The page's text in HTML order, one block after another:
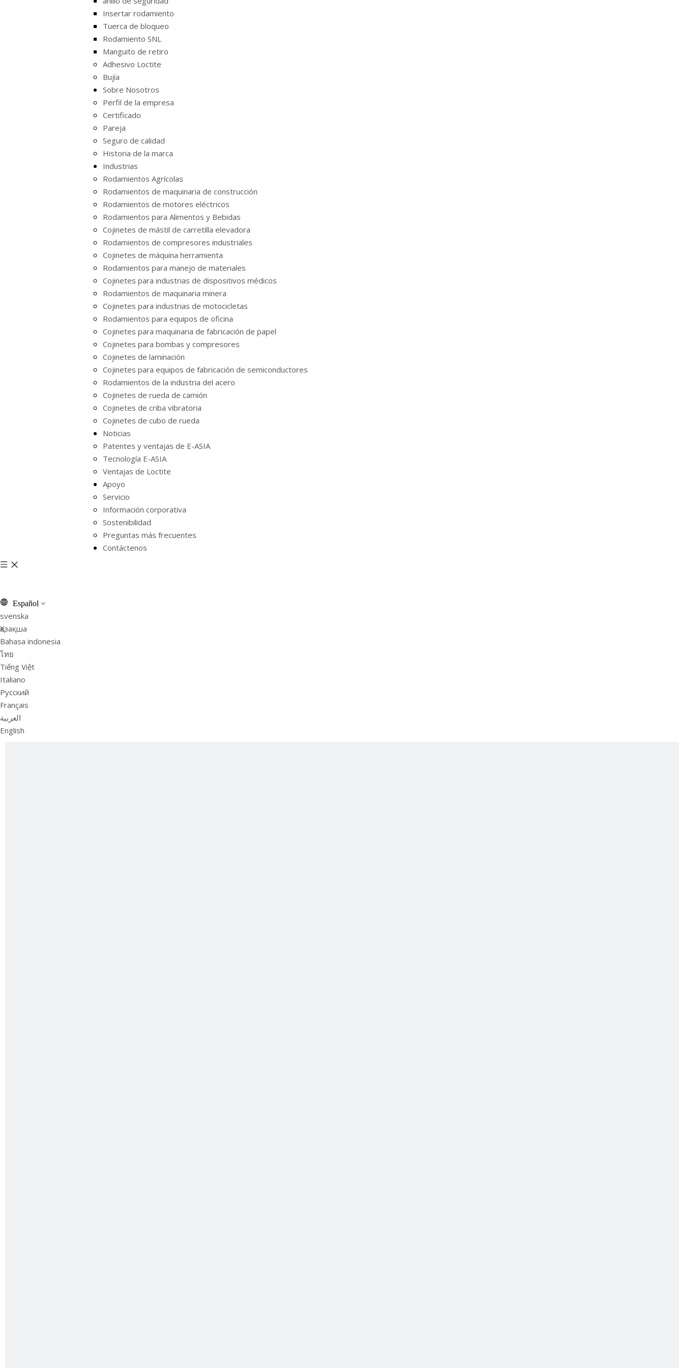
Insertar rodamiento
Tuerca de bloqueo
Rodamiento SNL
Manguito de retiro
Adhesivo Loctite
Bujía
Sobre Nosotros
Perfil de la empresa
Certificado
Pareja
Seguro de calidad
Historia de la marca
Industrias
Rodamientos Agrícolas
Rodamientos de maquinaria de construcción
Rodamientos de motores eléctricos
Rodamientos para Alimentos y Bebidas
Cojinetes de mástil de carretilla elevadora
Rodamientos de compresores industriales
Cojinetes de máquina herramienta
Rodamientos para manejo de materiales
Cojinetes para industrias de dispositivos médicos
Rodamientos de maquinaria minera
Cojinetes para industrias de motocicletas
Rodamientos para equipos de oficina
Cojinetes para maquinaria de fabricación de papel
Cojinetes para bombas y compresores
Cojinetes de laminación
Cojinetes para equipos de fabricación de semiconductores
Rodamientos de la industria del acero
Cojinetes de rueda de camión
Cojinetes de criba vibratoria
Cojinetes de cubo de rueda
Noticias
Patentes y ventajas de E-ASIA
Tecnología E-ASIA
Ventajas de Loctite
Apoyo
Servicio
Información corporativa
Sostenibilidad
Preguntas más frecuentes
Contáctenos
Español
svenska
Қазақша
Bahasa indonesia
ไทย
Tiếng Việt
Italiano
Pусский
Français
العربية
English